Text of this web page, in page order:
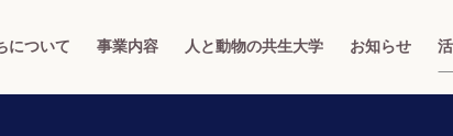
について 事業内容 人と動物の共生大学 お知らせ